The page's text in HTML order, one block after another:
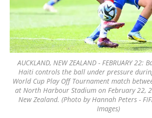
AUCKLAND, NEW ZEALAND - FEBRUARY 22:
Haiti controls the ball under pressure
World Cup Play Off Tournament match
at North Harbour Stadium on February 22,
New Zealand. (Photo by Hannah Peters -
Images)